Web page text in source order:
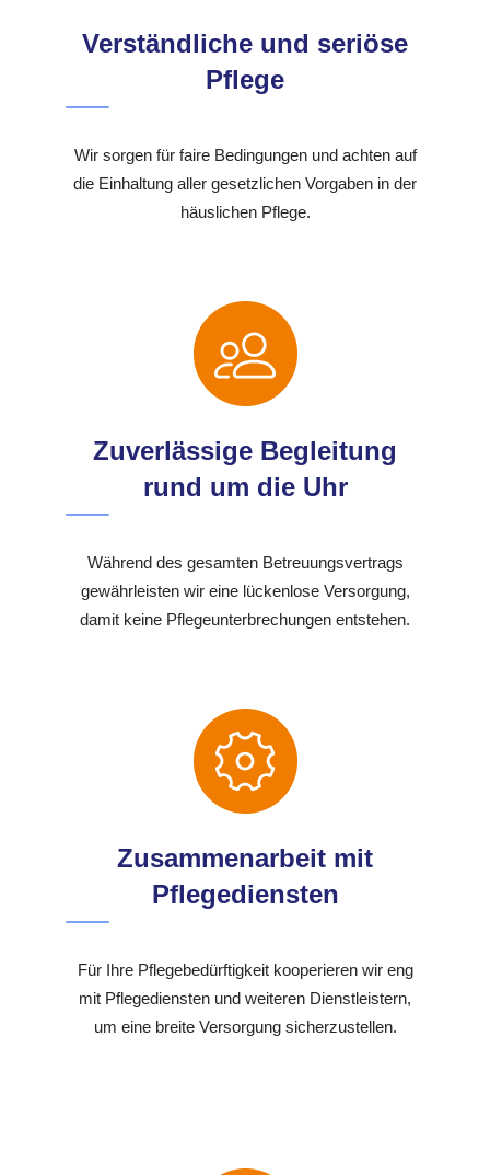
Verständliche und seriöse
Pflege
Wir sorgen für faire Bedingungen und achten auf
die Einhaltung aller gesetzlichen Vorgaben in der
häuslichen Pflege.
Zuverlässige Begleitung
rund um die Uhr
Während des gesamten Betreuungsvertrags
gewährleisten wir eine lückenlose Versorgung,
damit keine Pflegeunterbrechungen entstehen.
Zusammenarbeit mit
Pflegediensten
Für Ihre Pflegebedürftigkeit kooperieren wir eng
mit Pflegediensten und weiteren Dienstleistern,
um eine breite Versorgung sicherzustellen.